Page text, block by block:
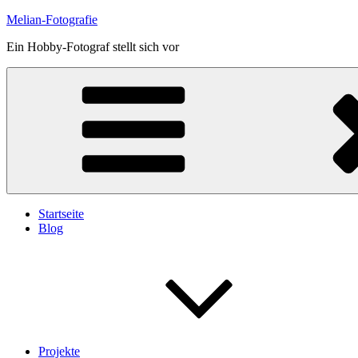
Skip
content
Melian-Fotografie
Ein Hobby-Fotograf stellt sich vor
Startseite
Blog
Projekte